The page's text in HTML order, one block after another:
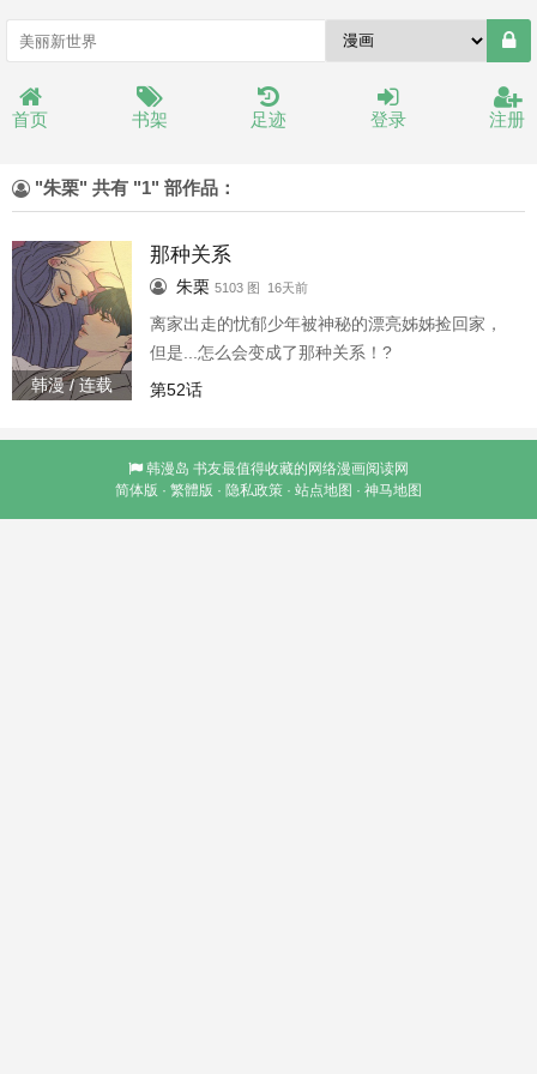
首页 书架 足迹 登录 注册
"朱栗" 共有 "1" 部作品：
韩漫 / 连载
那种关系
朱栗 5103 图 16天前
离家出走的忧郁少年被神秘的漂亮姊姊捡回家，
但是...怎么会变成了那种关系！?
第52话
韩漫岛 书友最值得收藏的网络漫画阅读网
简体版 · 繁體版 · 隐私政策 · 站点地图 · 神马地图